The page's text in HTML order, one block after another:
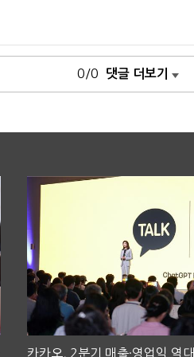
0/0 댓글 더보기
카카오, 2분기 매출·영업익 역대